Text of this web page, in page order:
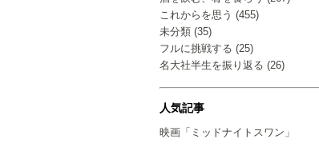
これからを思う (455)
未分類 (35)
フルに挑戦する (25)
名大社半生を振り返る (26)
人気記事
映画「ミッドナイトスワン」